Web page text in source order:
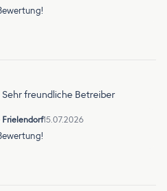
Sehr freundliche Betreiber
Frielendorf15.07.2026